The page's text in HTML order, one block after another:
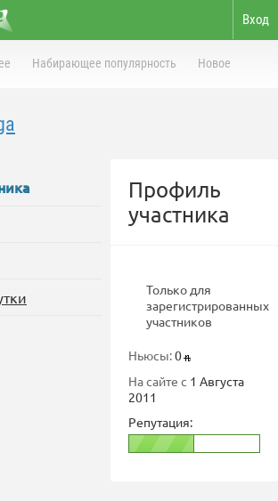
Вход
Набирающее популярность Новое
Профиль
участника
Только для
зарегистрированных
участников
Ньюсы:0
На сайте с 1 Августа
2011
Репутация: